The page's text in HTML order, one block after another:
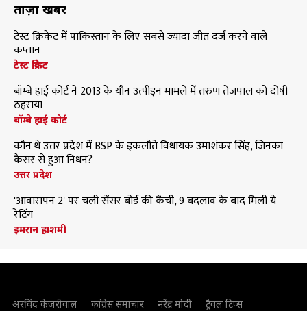
ताज़ा खबरें
टेस्ट क्रिकेट में पाकिस्तान के लिए सबसे ज्यादा जीत दर्ज करने वाले
कप्तान
टेस्ट क्रिकेट
बॉम्बे हाई कोर्ट ने 2013 के यौन उत्पीड़न मामले में तरुण तेजपाल को दोषी
ठहराया
बॉम्बे हाई कोर्ट
कौन थे उत्तर प्रदेश में BSP के इकलौते विधायक उमाशंकर सिंह, जिनका
कैंसर से हुआ निधन?
उत्तर प्रदेश
'आवारापन 2' पर चली सेंसर बोर्ड की कैंची, 9 बदलाव के बाद मिली ये
रेटिंग
इमरान हाशमी
अरविंद केजरीवाल कांग्रेस समाचार नरेंद्र मोदी
ट्रैवल टिप्स